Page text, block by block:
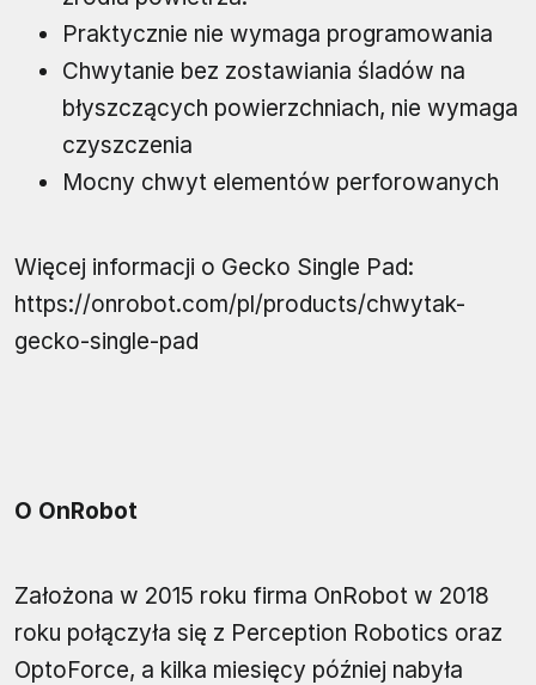
Praktycznie nie wymaga programowania
Chwytanie bez zostawiania śladów na
błyszczących powierzchniach, nie wymaga
czyszczenia
Mocny chwyt elementów perforowanych
Więcej informacji o Gecko Single Pad:
https://onrobot.com/pl/products/chwytak-
gecko-single-pad
O OnRobot
Założona w 2015 roku firma OnRobot w 2018
roku połączyła się z Perception Robotics oraz
OptoForce, a kilka miesięcy później nabyła